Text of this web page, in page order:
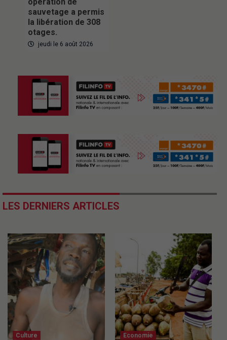
sauvetage a permis
la libération de 308
otages.
jeudi le 6 août 2026
LES DERNIERS ARTICLES
Culture Economie